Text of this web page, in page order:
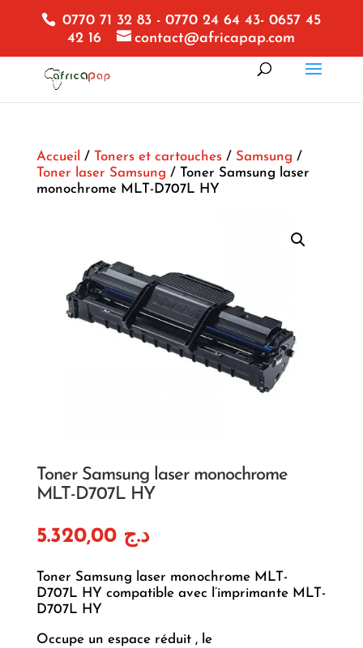
0770 71 32 83 - 0770 24 64 43- 0657 45
42 16
contact@africapap.com
Accueil / Toners et cartouches/ Samsung /
Toner laser Samsung / Toner Samsung laser
monochrome MLT-D707L HY
Toner Samsung laser monochrome
MLT-D707L HY
د.ج 5.320,00
Toner Samsung laser monochrome MLT-
D707L HY compatible avec l’imprimante MLT-
D707L HY
Occupe un espace réduit , le